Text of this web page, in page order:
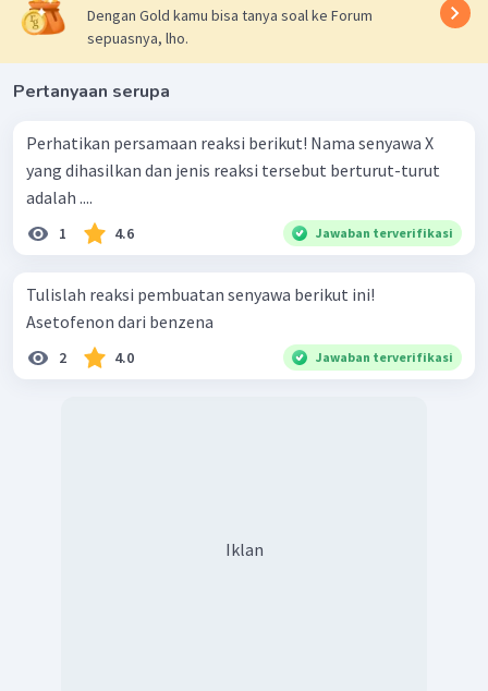
Dengan Gold kamu bisa tanya soal ke Forum
sepuasnya, lho.
Pertanyaan serupa
Perhatikan persamaan reaksi berikut! Nama senyawa X
yang dihasilkan dan jenis reaksi tersebut berturut-turut
adalah ....
1 4.6 Jawaban terverifikasi
Tulislah reaksi pembuatan senyawa berikut ini!
Asetofenon dari benzena
2 4.0 Jawaban terverifikasi
Iklan